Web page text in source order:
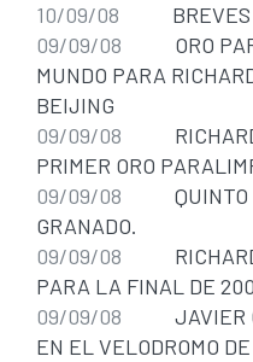
10/09/08 BREVES
09/09/08 ORO
MUNDO PARA
BEIJING
09/09/08
PRIMER ORO
09/09/08
GRANADO.
09/09/08
PARA LA FINAL DE
09/09/08 JAVIER
EN EL VELODROMO